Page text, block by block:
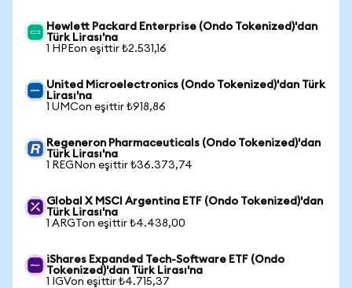
Hewlett Packard Enterprise (Ondo Tokenized)'dan
Türk Lirası'na
1 HPEon eşittir ₺2.531,16
United Microelectronics (Ondo Tokenized)'dan Türk
Lirası'na
1 UMCon eşittir ₺918,86
Regeneron Pharmaceuticals (Ondo Tokenized)'dan
Türk Lirası'na
1 REGNon eşittir ₺36.373,74
Global X MSCI Argentina ETF (Ondo Tokenized)'dan
Türk Lirası'na
1 ARGTon eşittir ₺4.438,00
iShares Expanded Tech-Software ETF (Ondo
Tokenized)'dan Türk Lirası'na
1 IGVon eşittir ₺4.715,37